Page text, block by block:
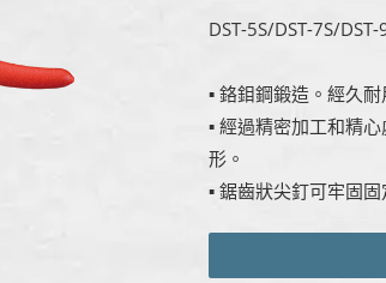
DST-5S/DST-7S/
▪ 鉻鉬鋼鍛造。經久耐
▪ 經過精密加工和精
形。
▪ 鋸齒狀尖釘可牢固固